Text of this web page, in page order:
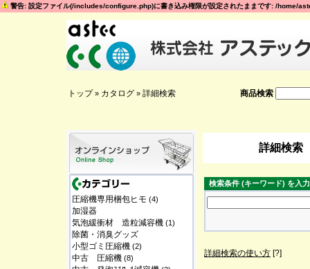
警告: 設定ファイル(/includes/configure.php)に書き込み権限が設定されたままです: /
トップ» カタログ » 詳細検索 商品検索
圧縮機専用梱包ヒモ (4)
加湿器
気泡緩衝材 造粒減容機 (1)
除菌・消臭グッズ
小型ゴミ圧縮機 (2)
中古 圧縮機 (8)
詳細検索
検索条件 (キーワード) を入
詳細検索の使い方 [?]